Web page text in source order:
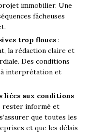
immobilier. Une
fâcheuses
trop floues :
la rédaction claire et
Des conditions
interprétation et
liées aux conditions
rester informé et
que toutes les
et que les délais